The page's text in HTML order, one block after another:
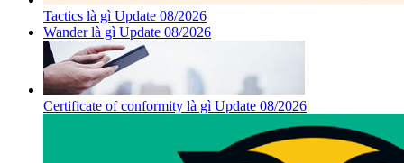
Tactics là gì Update 08/2026
Wander là gì Update 08/2026
Certificate of conformity là gì Update 08/2026